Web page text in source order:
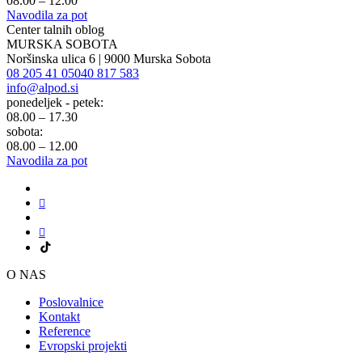
Navodila za pot
Center talnih oblog
MURSKA SOBOTA
Noršinska ulica 6 | 9000 Murska Sobota
08 205 41 05040 817 583
info@alpod.si
ponedeljek - petek:
08.00 – 17.30
sobota:
08.00 – 12.00
Navodila za pot
O NAS
Poslovalnice
Kontakt
Reference
Evropski projekti